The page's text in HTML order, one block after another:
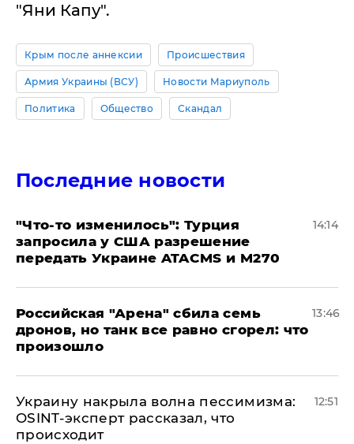
"Яни Капу".
Крым после аннексии Происшествия
Армия Украины (ВСУ) Новости Мариуполь
Политика Общество Скандал
Последние новости
​"Что-то изменилось": Турция
запросила у США разрешение
передать Украине ATACMS и M270
14:14
​Российская "Арена" сбила семь
дронов, но танк все равно сгорел: что
произошло
13:46
​Украину накрыла волна пессимизма:
OSINT-эксперт рассказал, что
происходит
12:51